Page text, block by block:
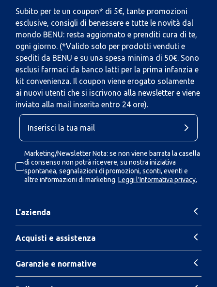
Subito per te un coupon* di 5€, tante promozioni
esclusive, consigli di benessere e tutte le novità dal
mondo BENU: resta aggiornato e prenditi cura di te,
ogni giorno. (*Valido solo per prodotti venduti e
spediti da BENU e su una spesa minima di 50€. Sono
esclusi farmaci da banco latti per la prima infanzia e
kit convenienza. Il coupon viene erogato solamente
ai nuovi utenti che si iscrivono alla newsletter e viene
inviato alla mail inserita entro 24 ore).
Marketing/Newsletter Nota: se non viene barrata la casella
di consenso non potrà ricevere, su nostra iniziativa
spontanea, segnalazioni di promozioni, sconti, eventi e
altre informazioni di marketing. Leggi l'Informativa privacy.
L'azienda
Acquisti e assistenza
Garanzie e normative